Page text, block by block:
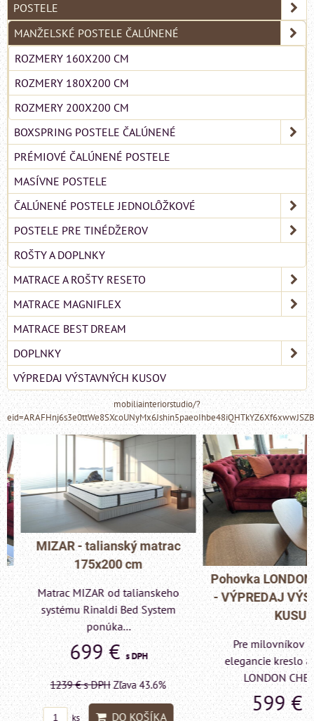
POSTELE
MANŽELSKÉ POSTELE ČALÚNENÉ
ROZMERY 160X200 CM
ROZMERY 180X200 CM
ROZMERY 200X200 CM
BOXSPRING POSTELE ČALÚNENÉ
PRÉMIOVÉ ČALÚNENÉ POSTELE
MASÍVNE POSTELE
ČALÚNENÉ POSTELE JEDNOLÔŽKOVÉ
POSTELE PRE TINÉDŽEROV
ROŠTY A DOPLNKY
MATRACE A ROŠTY RESETO
MATRACE MAGNIFLEX
MATRACE BEST DREAM
DOPLNKY
VÝPREDAJ VÝSTAVNÝCH KUSOV
mobiliainteriorstudio/?
MIZAR - talianský matrac
175x200 cm
Matrac MIZAR od talianskeho
systému Rinaldi Bed System
ponúka...
699 €s DPH
1239 €s DPH Zľava 43.6%
ks DO KOŠÍKA
Pohovka LONDON
- VÝPREDAJ
KUSU
Pre milovníkov
elegancie kreslo a
LONDON
599 €s